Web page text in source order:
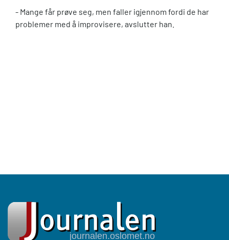
- Mange får prøve seg, men faller igjennom fordi de har
problemer med å improvisere, avslutter han.